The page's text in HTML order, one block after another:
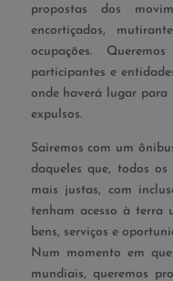
propostas dos
encortiçados,
ocupações.
participantes e
onde haverá lugar para
expulsos.
Sairemos com um
daqueles que, todos
mais justas, com
tenham acesso à terra
bens, serviços e
Num momento em
mundiais, queremos